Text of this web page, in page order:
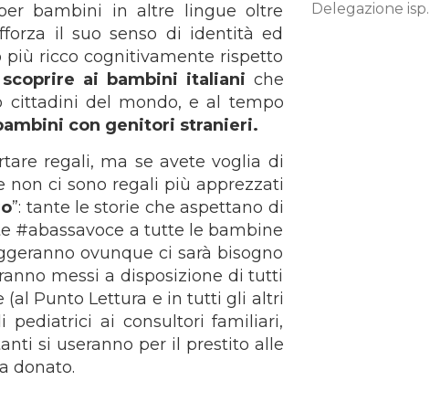
bambini in altre lingue oltre
il suo senso di identità ed
ricco cognitivamente rispetto
scoprire ai bambini italiani che
cittadini del mondo, e al tempo
con genitori stranieri.
regali, ma se avete voglia di
non ci sono regali più apprezzati
”: tante le storie che aspettano di
#abassavoce a tutte le bambine
ovunque ci sarà bisogno
messi a disposizione di tutti
(al Punto Lettura e in tutti gli altri
pediatrici ai consultori familiari,
si useranno per il prestito alle
donato.
Delegazione